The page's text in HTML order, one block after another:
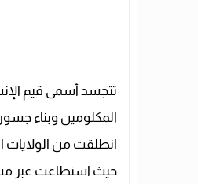
تتجسد أسمى قيم
المكلومين وبناء جسور
انطلقت من الولايات
حيث استطاعت عبر